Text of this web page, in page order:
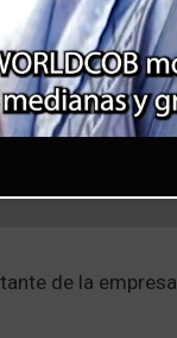
de la empresa